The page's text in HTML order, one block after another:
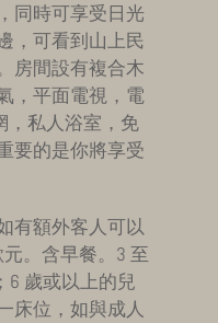
同時可享受日光
，可看到山上民
房間設有複合木
，平面電視，電
，私人浴室，免
要的是你將享受
有額外客人可以
。含早餐。3 至
6 歲或以上的兒
床位，如與成人